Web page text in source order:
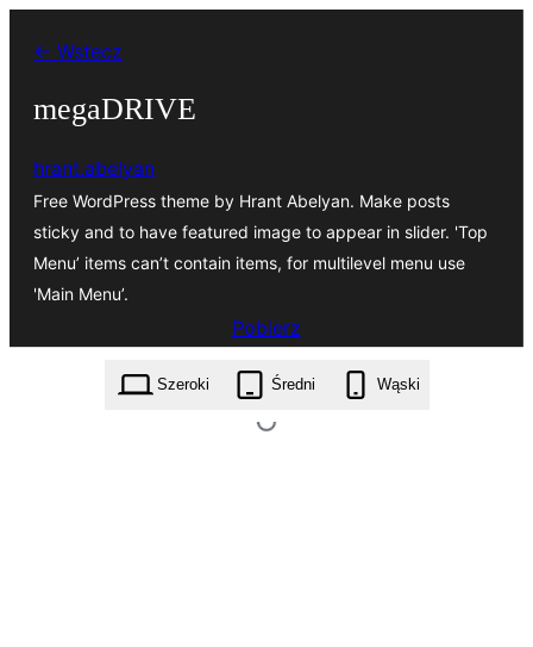
← Wstecz
megaDRIVE
hrant.abelyan
Free WordPress theme by Hrant Abelyan. Make posts
sticky and to have featured image to appear in slider. 'Top
Menu’ items can’t contain items, for multilevel menu use
'Main Menu’.
Pobierz
megadrive.2017.02.07.1.zip
Szeroki
Średni Wąski